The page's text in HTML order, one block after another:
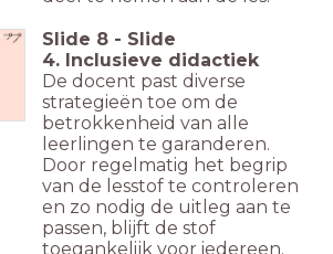
Slide 8 - Slide
4. Inclusieve didactiek
De docent past diverse
strategieën toe om de
betrokkenheid van alle
leerlingen te garanderen.
Door regelmatig het begrip
van de lesstof te controleren
en zo nodig de uitleg aan te
passen, blijft de stof
toegankelijk voor iedereen.